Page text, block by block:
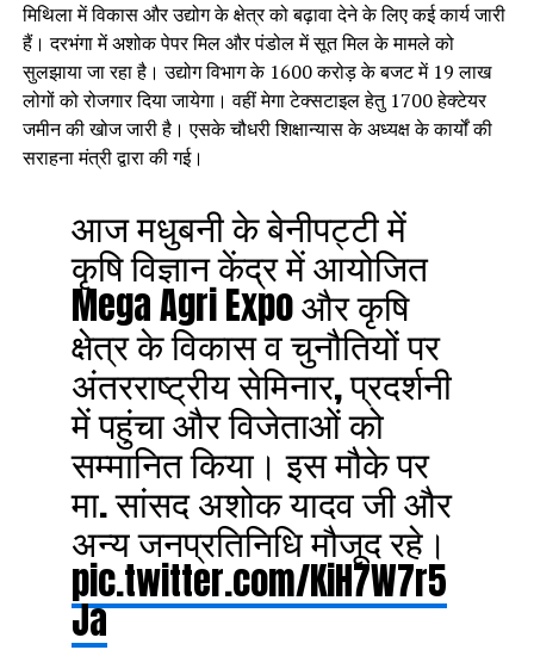
मिथिला में विकास और उद्योग के क्षेत्र को बढ़ावा देने के लिए कई कार्य जारी
हैं। दरभंगा में अशोक पेपर मिल और पंडोल में सूत मिल के मामले को
सुलझाया जा रहा है। उद्योग विभाग के 1600 करोड़ के बजट में 19 लाख
लोगों को रोजगार दिया जायेगा। वहीं मेगा टेक्सटाइल हेतु 1700 हेक्टेयर
जमीन की खोज जारी है। एसके चौधरी शिक्षान्यास के अध्यक्ष के कार्यों की
सराहना मंत्री द्वारा की गई।
आज मधुबनी के बेनीपट्टी में
कृषि विज्ञान केंद्र में आयोजित
Mega Agri Expo और कृषि
क्षेत्र के विकास व चुनौतियों पर
अंतरराष्ट्रीय सेमिनार, प्रदर्शनी
में पहुंचा और विजेताओं को
सम्मानित किया। इस मौके पर
मा. सांसद अशोक यादव जी और
अन्य जनप्रतिनिधि मौजूद रहे।
pic.twitter.com/KiH7W7r5
Ja